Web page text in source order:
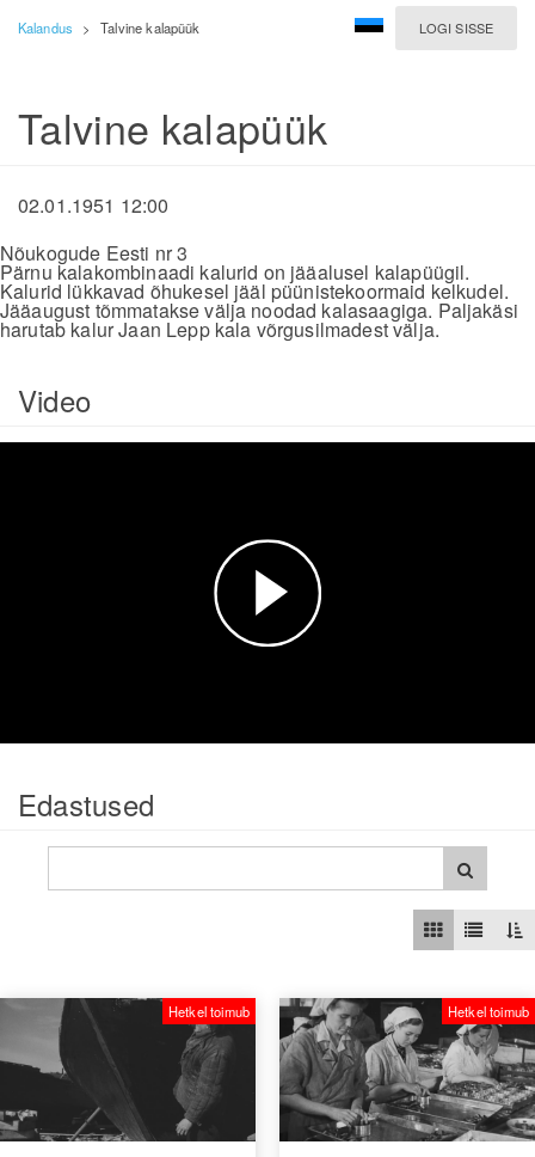
LOGI SISSE
Kalandus > Talvine kalapüük
Talvine kalapüük
02.01.1951 12:00
Nõukogude Eesti nr 3
Pärnu kalakombinaadi kalurid on jääalusel kalapüügil.
Kalurid lükkavad õhukesel jääl püünistekoormaid kelkudel.
Jääaugust tõmmatakse välja noodad kalasaagiga. Paljakäsi
harutab kalur Jaan Lepp kala võrgusilmadest välja.
Video
Esita
Edastused
Hetkel toimub Hetkel toimub